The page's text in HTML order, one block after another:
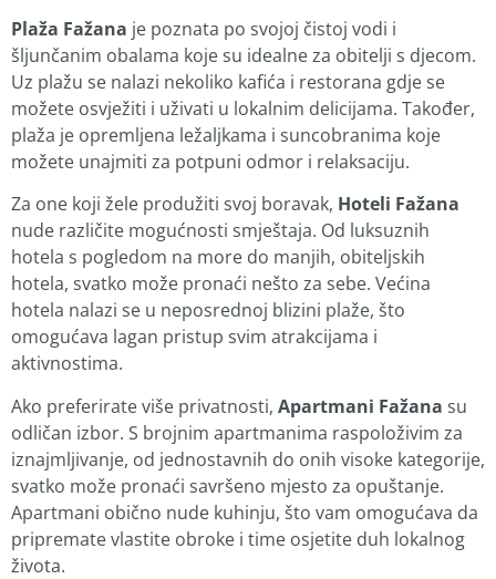
Plaža Fažana je poznata po svojoj čistoj vodi i
šljunčanim obalama koje su idealne za obitelji s djecom.
Uz plažu se nalazi nekoliko kafića i restorana gdje se
možete osvježiti i uživati u lokalnim delicijama. Također,
plaža je opremljena ležaljkama i suncobranima koje
možete unajmiti za potpuni odmor i relaksaciju.
Za one koji žele produžiti svoj boravak, Hoteli Fažana
nude različite mogućnosti smještaja. Od luksuznih
hotela s pogledom na more do manjih, obiteljskih
hotela, svatko može pronaći nešto za sebe. Većina
hotela nalazi se u neposrednoj blizini plaže, što
omogućava lagan pristup svim atrakcijama i
aktivnostima.
Ako preferirate više privatnosti, Apartmani Fažana su
odličan izbor. S brojnim apartmanima raspoloživim za
iznajmljivanje, od jednostavnih do onih visoke kategorije,
svatko može pronaći savršeno mjesto za opuštanje.
Apartmani obično nude kuhinju, što vam omogućava da
pripremate vlastite obroke i time osjetite duh lokalnog
života.